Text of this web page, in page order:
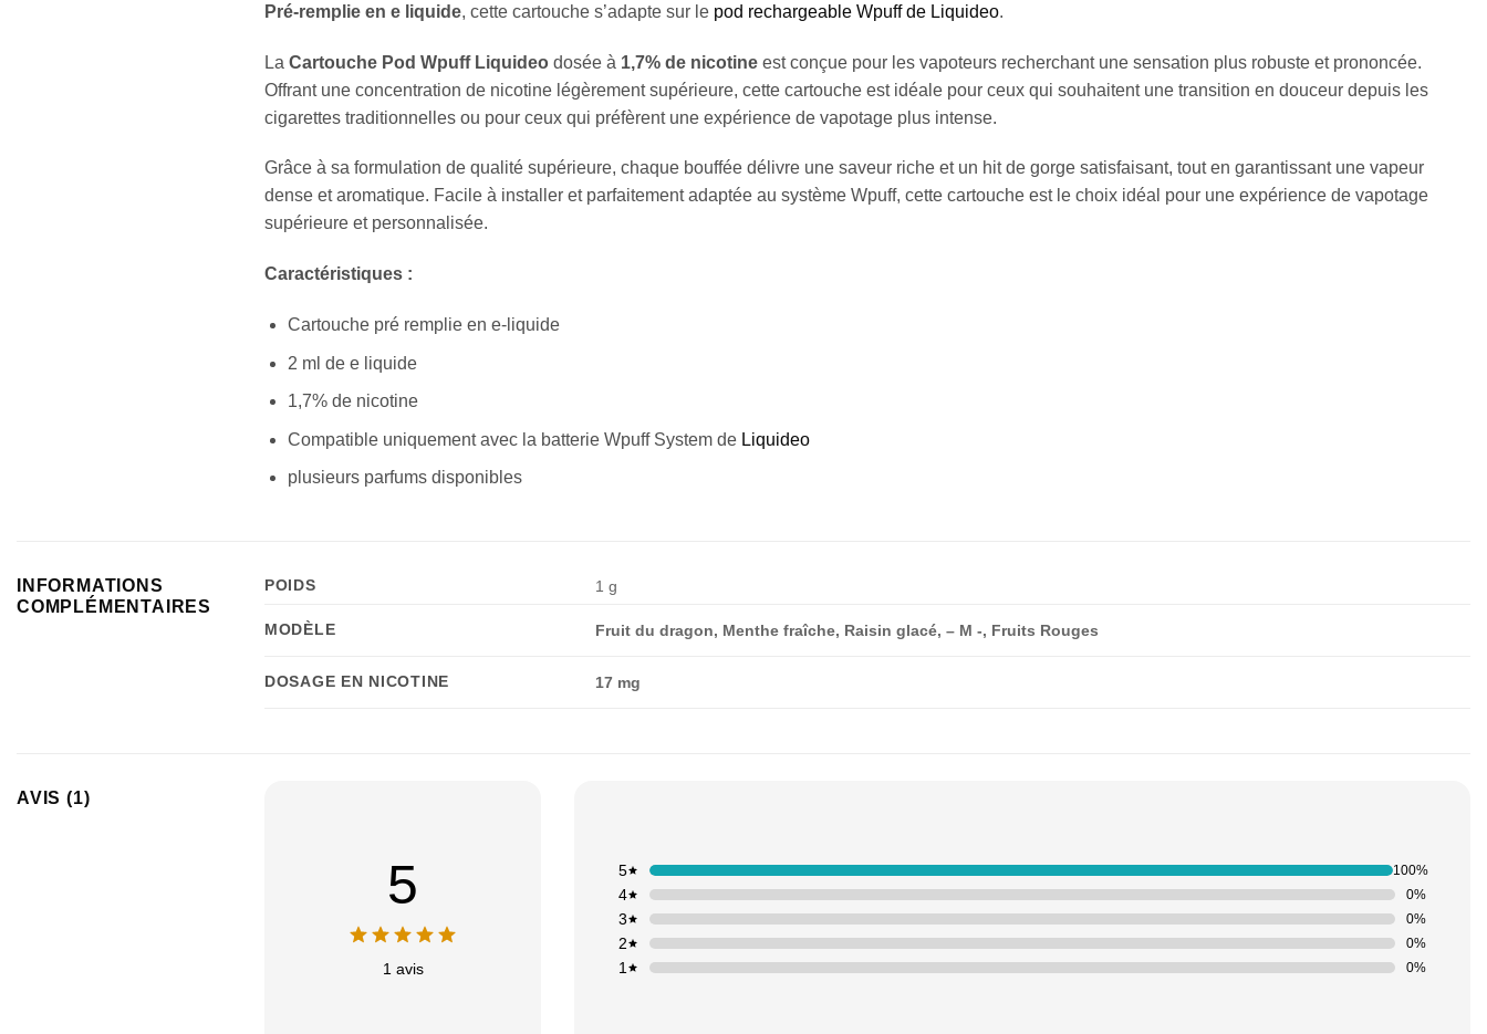
Pré-remplie en e liquide, cette cartouche s’adapte sur le pod rechargeable Wpuff de Liquideo.
La Cartouche Pod Wpuff Liquideo dosée à 1,7% de nicotine est conçue pour les vapoteurs recherchant une sensation plus robuste et prononcée.
Offrant une concentration de nicotine légèrement supérieure, cette cartouche est idéale pour ceux qui souhaitent une transition en douceur depuis les
cigarettes traditionnelles ou pour ceux qui préfèrent une expérience de vapotage plus intense.
Grâce à sa formulation de qualité supérieure, chaque bouffée délivre une saveur riche et un hit de gorge satisfaisant, tout en garantissant une vapeur
dense et aromatique. Facile à installer et parfaitement adaptée au système Wpuff, cette cartouche est le choix idéal pour une expérience de vapotage
supérieure et personnalisée.
Caractéristiques :
Cartouche pré remplie en e-liquide
2 ml de e liquide
1,7% de nicotine
Compatible uniquement avec la batterie Wpuff System de Liquideo
plusieurs parfums disponibles
INFORMATIONS
COMPLÉMENTAIRES
POIDS 1 g
MODÈLE Fruit du dragon, Menthe fraîche, Raisin glacé, – M -, Fruits Rouges
DOSAGE EN NICOTINE 17 mg
AVIS (1)
5
1 avis 1 0%
2 0%
3 0%
4 0%
5 100%